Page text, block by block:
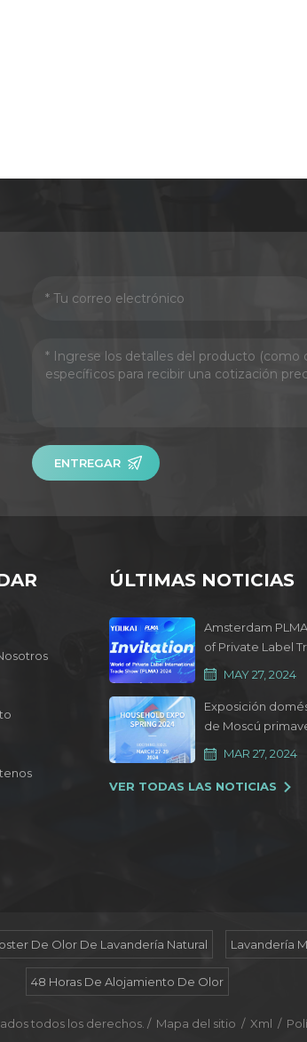
ENTREGAR
ÚLTIMAS NOTICIAS
Amsterdam
of Private Label
Show 2024
MAY 27, 2024
Exposición
de Moscú
2024
MAR 27, 2024
VER TODAS LAS NOTICIAS
De Olor De Lavandería Natural Lavandería
48 Horas De Alojamiento De Olor
todos los derechos. / Mapa del sitio / Xml /